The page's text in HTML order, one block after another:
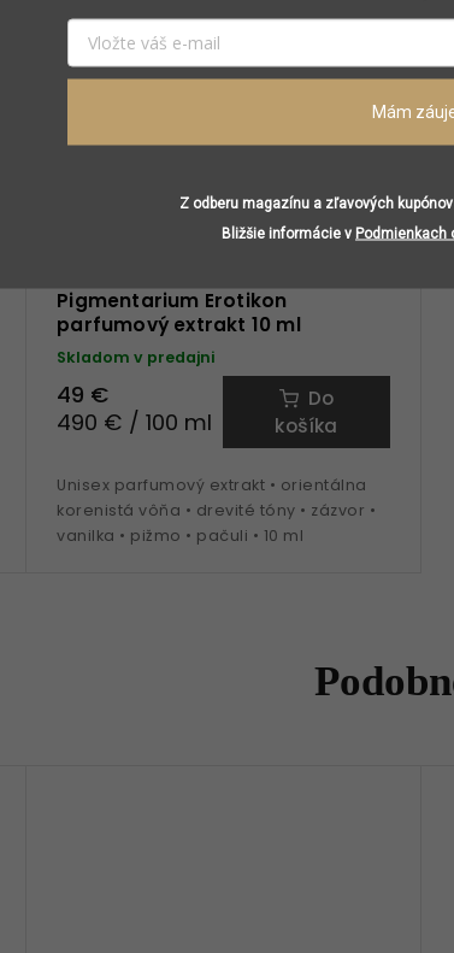
Pigmentarium Erotikon
parfumový extrakt 10 ml
Skladom v predajni
49 €
490 € / 100 ml
Do
košíka
Unisex parfumový extrakt • orientálna
korenistá vôňa • drevité tóny • zázvor •
vanilka • pižmo • pačuli • 10 ml
Mám
Z odberu magazínu a zľavových
Bližšie informácie v Podmienkach